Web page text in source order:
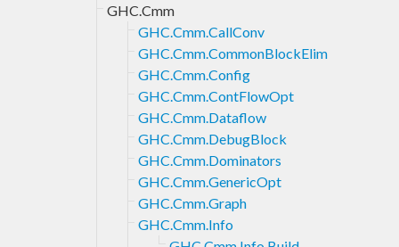
GHC.Cmm
GHC.Cmm.CallConv
GHC.Cmm.CommonBlockElim
GHC.Cmm.Config
GHC.Cmm.ContFlowOpt
GHC.Cmm.Dataflow
GHC.Cmm.DebugBlock
GHC.Cmm.Dominators
GHC.Cmm.GenericOpt
GHC.Cmm.Graph
GHC.Cmm.Info